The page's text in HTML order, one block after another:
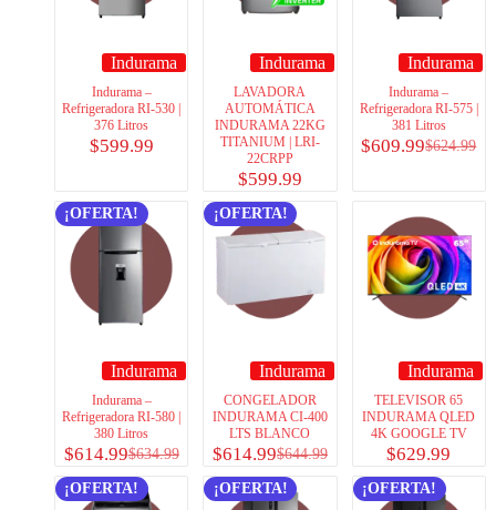
Indurama
Indurama –
Refrigeradora RI-530 |
376 Litros
$599.99
Indurama
LAVADORA
AUTOMÁTICA
INDURAMA 22KG
TITANIUM | LRI-
22CRPP
$599.99
Indurama
Indurama –
Refrigeradora RI-575 |
381 Litros
$624.99
$609.99
¡OFERTA!
Indurama
Indurama –
Refrigeradora RI-580 |
380 Litros
$634.99
$614.99
¡OFERTA!
Indurama
CONGELADOR
INDURAMA CI-400
LTS BLANCO
$644.99
$614.99
Indurama
TELEVISOR 65
INDURAMA QLED
4K GOOGLE TV
$629.99
¡OFERTA! ¡OFERTA! ¡OFERTA!